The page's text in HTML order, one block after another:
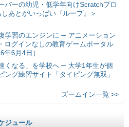
バーの幼児・低学年向けScratchプロ
あとがいっぱい『ループ』＞
学習のエンジンに ─ アニメーション
ログインなしの教育ゲームポータル
年6月4日）
くなる」を学校へ ─ 大学1年生が個
ング練習サイト「タイピング無双」
ズームイン一覧 >>
ジュール